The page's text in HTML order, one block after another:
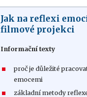
Jak na reflexi
filmové projekci
Informační texty
proč je důležité
emocemi
základní metody